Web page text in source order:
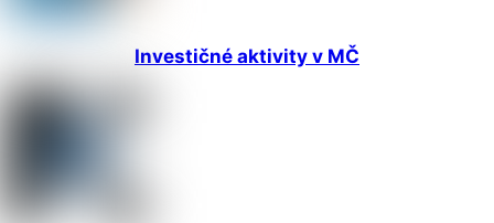
Investičné aktivity v MČ